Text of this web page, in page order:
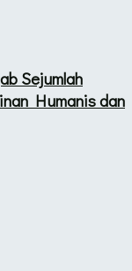
Sejumlah
Humanis dan